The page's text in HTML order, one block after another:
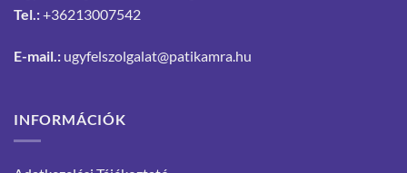
Tel.:+36213007542
E-mail.: ugyfelszolgalat@patikamra.hu
INFORMÁCIÓK